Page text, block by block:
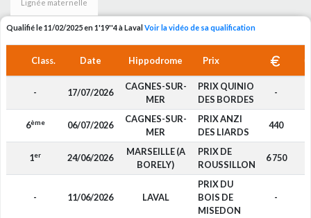
Lignée maternelle
Qualifié le 11/02/2025 en 1'19''4 à LavalVoir la vidéo de sa qualification
Class. Date Hippodrome Prix
- 17/07/2026
CAGNES-SUR-
MER
PRIX QUINIO
DES BORDES
-
6ème 06/07/2026
CAGNES-SUR-
MER
PRIX ANZI
DES LIARDS
440
1er 24/06/2026
MARSEILLE (A
BORELY)
PRIX DE
ROUSSILLON
6 750
- 11/06/2026 LAVAL
PRIX DU
BOIS DE
MISEDON
-